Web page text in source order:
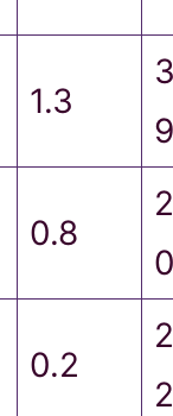
1.3
0.8
0.2